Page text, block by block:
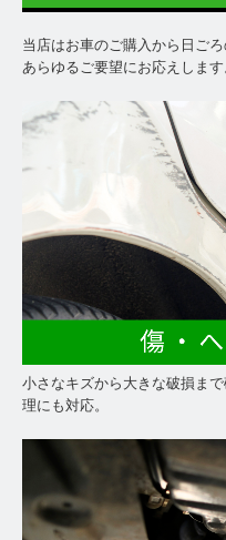
当店はお車のご購入から日ご
あらゆるご要望にお応えします
小さなキズから大きな破損ま
理にも対応。